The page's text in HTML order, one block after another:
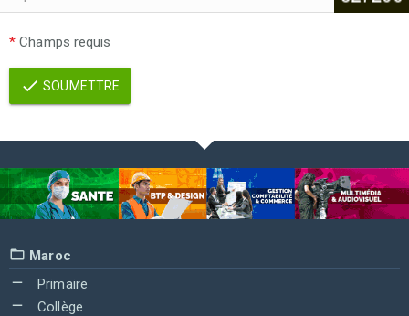
* Champs requis
SOUMETTRE
Maroc
Primaire
Collège